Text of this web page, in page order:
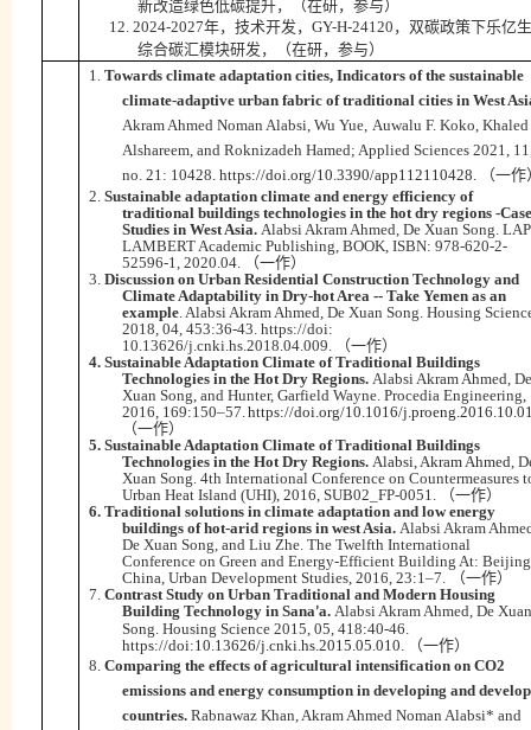
12. 2024-2027年，技术开发， GY-H-24120 ，双碳政策下乐亿
综合碳汇模块研发，（在研，参与）
1. Towards climate adaptation cities, Indicators of the sustainable
climate-adaptive urban fabric of traditional cities in West
Akram Ahmed Noman Alabsi, Wu Yue, Auwalu F. Koko,
Alshareem, and Roknizadeh Hamed; Applied Sciences 2021,
no. 21: 10428. https://doi.org/10.3390/app112110428.
（一
2. Sustainable adaptation climate and energy efficiency of
traditional buildings technologies in the hot dry regions -Case
Studies in West Asia. Alabsi Akram Ahmed, De Xuan Song. LAP
LAMBERT Academic Publishing, BOOK, ISBN: 978-620-2-
52596-1, 2020.04.
（一作）
3. Discussion on Urban Residential Construction Technology and
Climate Adaptability in Dry-hot Area -- Take Yemen as an
example. Alabsi Akram Ahmed, De Xuan Song. Housing
2018, 04, 453:36-43. https://doi:
10.13626/j.cnki.hs.2018.04.009.
（一作）
4. Sustainable Adaptation Climate of Traditional Buildings
Technologies in the Hot Dry Regions. Alabsi Akram Ahmed, De
Xuan Song, and Hunter, Garfield Wayne. Procedia Engineering,
2016, 169:150–57.https://doi.org/10.1016/
（一作）
5. Sustainable Adaptation Climate of Traditional Buildings
Technologies in the Hot Dry Regions. Alabsi,Akram Ahmed,
Xuan Song. 4th International Conference on Countermeasures
Urban Heat Island (UHI), 2016, SUB02_FP-0051.
（一作）
6. Traditional solutions in climate adaptation and low energy
buildings of hot-arid regions in west Asia. Alabsi Akram
De Xuan Song, and Liu Zhe. The Twelfth International
Conference on Green and Energy-Efficient Building At:
China, Urban Development Studies, 2016, 23:1–7.
（一作）
7. Contrast Study on Urban Traditional and Modern Housing
Building Technology in Sana’a. Alabsi Akram Ahmed, De Xuan
Song. Housing Science 2015, 05, 418:40-46.
https://doi:10.13626/j.cnki.hs.2015.05.010.
（一作）
8. Comparing the effects of agricultural intensification on CO2
emissions and energy consumption in developing and
countries. Rabnawaz Khan, Akram Ahmed Noman Alabsi* and